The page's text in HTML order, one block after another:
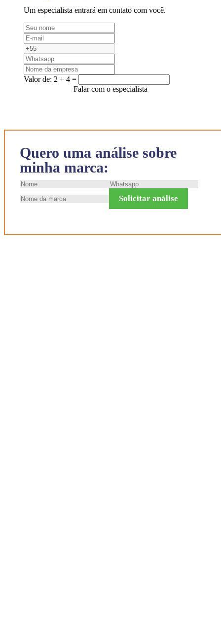
Quero uma análise sobre
minha marca:
Solicitar análise
Um especialista entrará em contato com você.
Valor de: 2 + 4 =
Falar com o especialista